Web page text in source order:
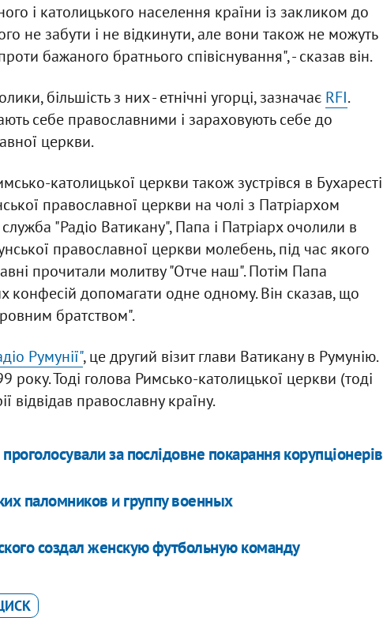
і католицького населення країни із закликом до
не забути і не відкинути, але вони також не можуть
бажаного братнього співіснування", - сказав він.
більшість з них - етнічні угорці, зазначає RFI.
себе православними і зараховують себе до
церкви.
католицької церкви також зустрівся в Бухаресті
православної церкви на чолі з Патріархом
"Радіо Ватикану", Папа і Патріарх очолили в
православної церкви молебень, під час якого
прочитали молитву "Отче наш". Потім Папа
конфесій допомагати одне одному. Він сказав, що
братством".
Румунії", це другий візит глави Ватикану в Румунію.
року. Тоді голова Римсько-католицької церкви (тоді
відвідав православну країну.
за послідовне покарання корупціонерів
паломников и группу военных
создал женскую футбольную команду